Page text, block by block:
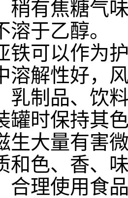
稍有焦糖气
于乙醇。
铁可以作为
溶解性好，
乳制品、饮
罐时保持其
生大量有害
和色、香、
合理使用食